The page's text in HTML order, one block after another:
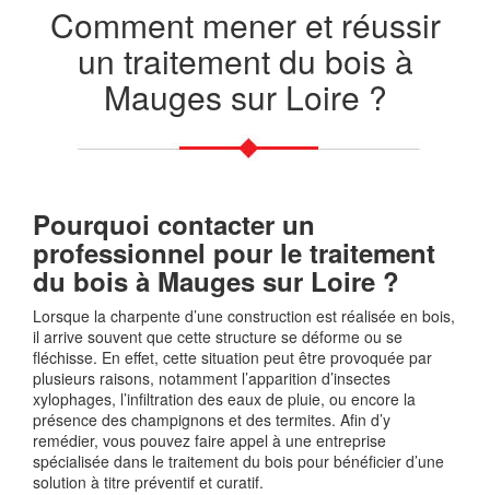
Comment mener et réussir
un traitement du bois à
Mauges sur Loire ?
Pourquoi contacter un
professionnel pour le traitement
du bois à Mauges sur Loire ?
Lorsque la charpente d’une construction est réalisée en bois,
il arrive souvent que cette structure se déforme ou se
fléchisse. En effet, cette situation peut être provoquée par
plusieurs raisons, notamment l’apparition d’insectes
xylophages, l’infiltration des eaux de pluie, ou encore la
présence des champignons et des termites. Afin d’y
remédier, vous pouvez faire appel à une entreprise
spécialisée dans le traitement du bois pour bénéficier d’une
solution à titre préventif et curatif.